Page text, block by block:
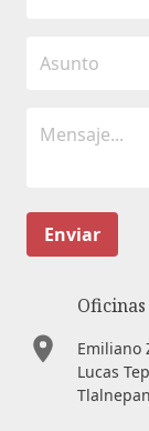
Enviar
Emiliano
Lucas